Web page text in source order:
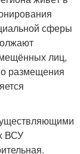
сферы
лиц,
размещения
ВСУ